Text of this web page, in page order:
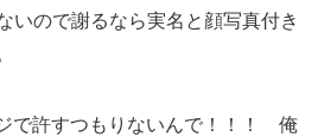
いので謝るなら実名と顔写真付き
で許すつもりないんで！！！ 俺